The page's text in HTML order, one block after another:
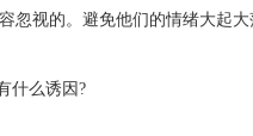
忽视的。避免他们的情绪大起
什么诱因?